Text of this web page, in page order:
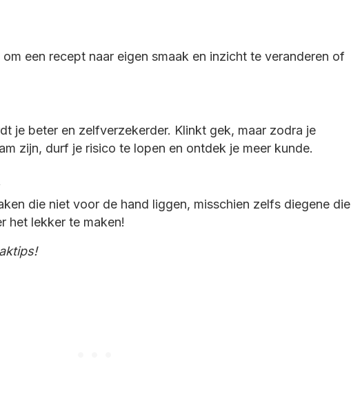
een recept naar eigen smaak en inzicht te veranderen of
je beter en zelfverzekerder. Klinkt gek, maar zodra je
zijn, durf je risico te lopen en ontdek je meer kunde.
die niet voor de hand liggen, misschien zelfs diegene die
het lekker te maken!